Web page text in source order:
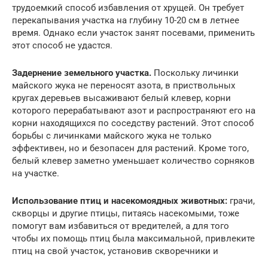
трудоемкий способ избавления от хрущей. Он требует
перекапывания участка на глубину 10-20 см в летнее
время. Однако если участок занят посевами, применить
этот способ не удастся.
Задернение земельного участка. Поскольку личинки
майского жука не переносят азота, в приствольных
кругах деревьев высаживают белый клевер, корни
которого перерабатывают азот и распространяют его на
корни находящихся по соседству растений. Этот способ
борьбы с личинками майского жука не только
эффективен, но и безопасен для растений. Кроме того,
белый клевер заметно уменьшает количество сорняков
на участке.
Использование птиц и насекомоядных животных: грачи,
скворцы и другие птицы, питаясь насекомыми, тоже
помогут вам избавиться от вредителей, а для того
чтобы их помощь птиц была максимальной, привлеките
птиц на свой участок, установив скворечники и